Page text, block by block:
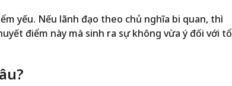
yếu. Nếu lãnh đạo theo chủ nghĩa bi quan, thì
điểm này mà sinh ra sự không vừa ý đối với tổ